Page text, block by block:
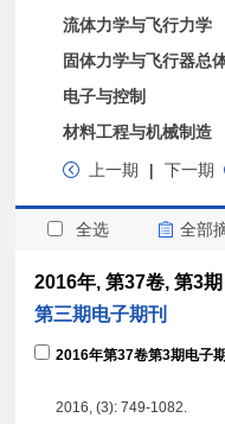
流体力学与飞行力学
固体力学与飞行器总
电子与控制
材料工程与机械制造
上一期
| 下一期
全选 全部
2016年, 第37卷, 第3
第三期电子期刊
2016年第37卷第3期电子
2016, (3): 749-1082.